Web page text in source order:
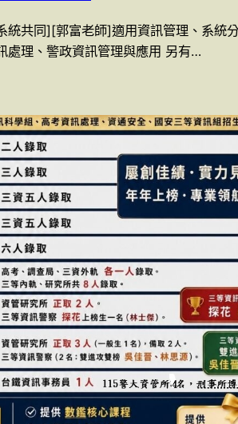
統共同][郭富老師]適用資訊管理、系統
處理、警政資訊管理與應用 另有…